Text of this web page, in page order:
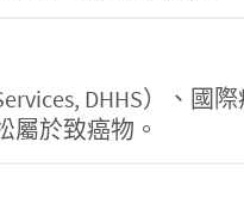
DHHS）、國
屬於致癌物。